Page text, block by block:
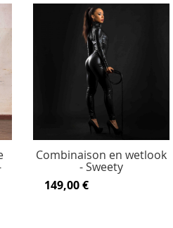
Combinaison en wetlook
- Sweety
149,00 €